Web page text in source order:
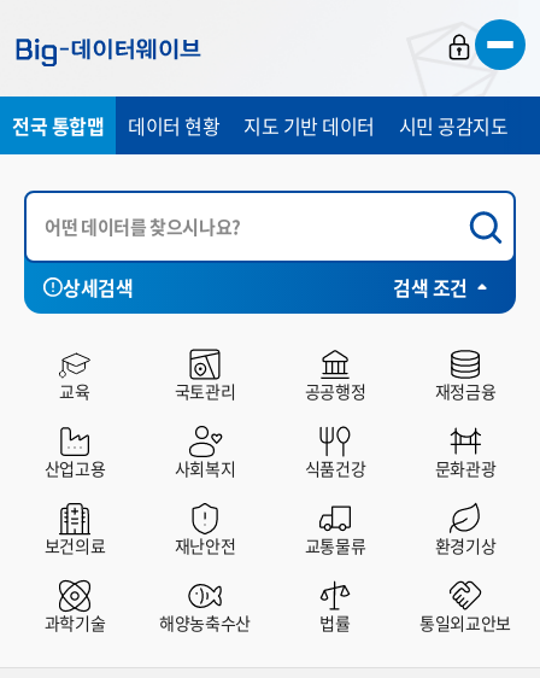
가
기
가
기
가
기
전국 통합맵 데이터 현황 지도 기반 데이터 시민 공감지도
상세검색 검색 조건
서울특별시 부산광역시 대구광역시 인천광역시
공공데이터포털
교육 국토관리 공공행정 재정금융
산업고용 사회복지 식품건강 문화관광
보건의료 재난안전 교통물류 환경기상
과학기술 해양농축수산 법률 통일외교안보